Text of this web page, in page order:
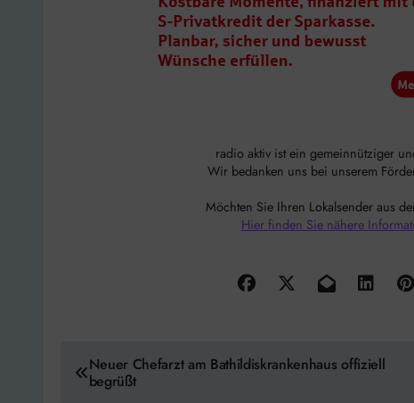
radio aktiv ist ein gemeinnütziger
Wir bedanken uns bei unserem
Möchten Sie Ihren Lokalsender aus
Hier finden Sie nähere
Beitragsnavigation
Neuer Chefarzt am Bathildiskrankenhaus offiziell
begrüßt